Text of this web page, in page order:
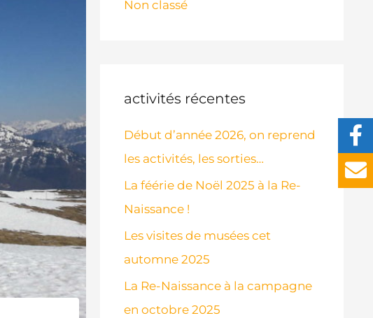
Non classé
activités récentes
Début d’année 2026, on reprend
les activités, les sorties…
La féérie de Noël 2025 à la Re-
Naissance !
Les visites de musées cet
automne 2025
La Re-Naissance à la campagne
en octobre 2025